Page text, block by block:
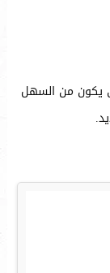
يكون من السهل